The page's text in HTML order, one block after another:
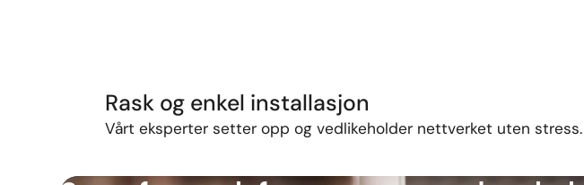
Rask og enkel installasjon
Vårt eksperter setteroppogvedlikeholder nettverket utenstress.